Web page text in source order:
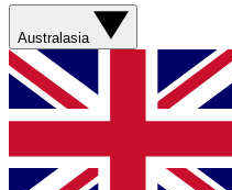
Australasia